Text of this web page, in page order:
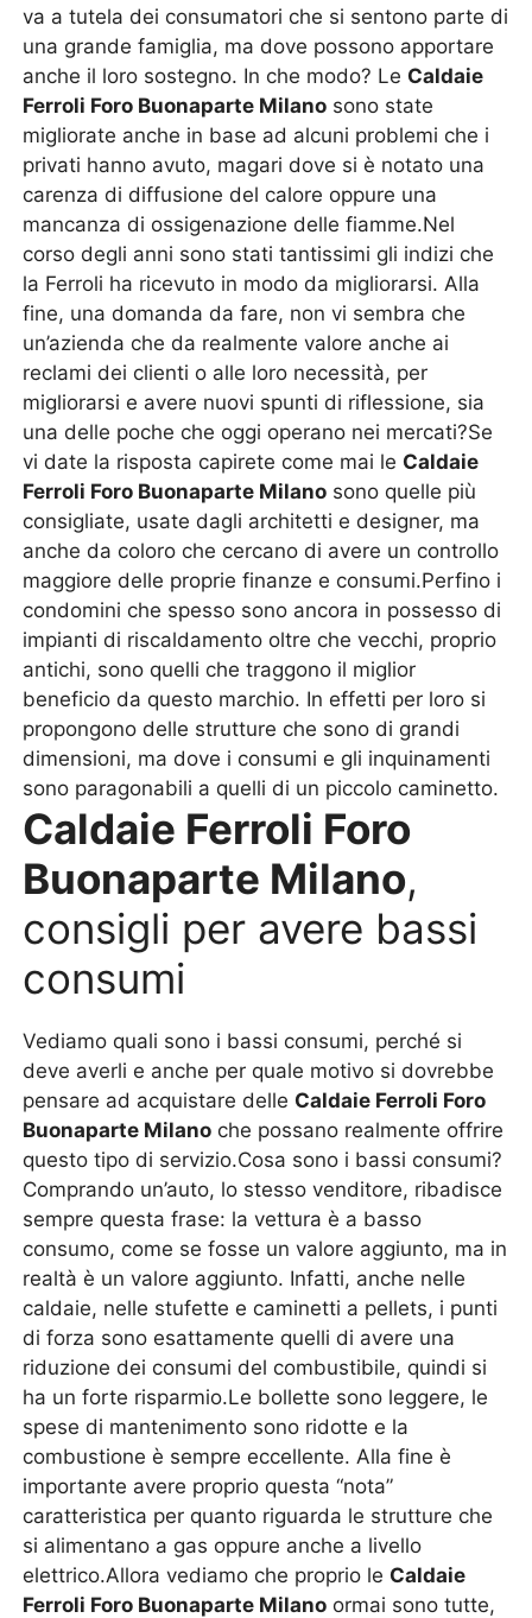
va a tutela dei consumatori che si sentono parte di
una grande famiglia, ma dove possono apportare
anche il loro sostegno. In che modo? Le Caldaie
Ferroli Foro Buonaparte Milano sono state
migliorate anche in base ad alcuni problemi che i
privati hanno avuto, magari dove si è notato una
carenza di diffusione del calore oppure una
mancanza di ossigenazione delle fiamme.Nel
corso degli anni sono stati tantissimi gli indizi che
la Ferroli ha ricevuto in modo da migliorarsi. Alla
fine, una domanda da fare, non vi sembra che
un’azienda che da realmente valore anche ai
reclami dei clienti o alle loro necessità, per
migliorarsi e avere nuovi spunti di riflessione, sia
una delle poche che oggi operano nei mercati?Se
vi date la risposta capirete come mai le Caldaie
Ferroli Foro Buonaparte Milano sono quelle più
consigliate, usate dagli architetti e designer, ma
anche da coloro che cercano di avere un controllo
maggiore delle proprie finanze e consumi.Perfino i
condomini che spesso sono ancora in possesso di
impianti di riscaldamento oltre che vecchi, proprio
antichi, sono quelli che traggono il miglior
beneficio da questo marchio. In effetti per loro si
propongono delle strutture che sono di grandi
dimensioni, ma dove i consumi e gli inquinamenti
sono paragonabili a quelli di un piccolo caminetto.
Caldaie Ferroli Foro
Buonaparte Milano,
consigli per avere bassi
consumi
Vediamo quali sono i bassi consumi, perché si
deve averli e anche per quale motivo si dovrebbe
pensare ad acquistare delle Caldaie Ferroli Foro
Buonaparte Milano che possano realmente offrire
questo tipo di servizio.Cosa sono i bassi consumi?
Comprando un’auto, lo stesso venditore, ribadisce
sempre questa frase: la vettura è a basso
consumo, come se fosse un valore aggiunto, ma in
realtà è un valore aggiunto. Infatti, anche nelle
caldaie, nelle stufette e caminetti a pellets, i punti
di forza sono esattamente quelli di avere una
riduzione dei consumi del combustibile, quindi si
ha un forte risparmio.Le bollette sono leggere, le
spese di mantenimento sono ridotte e la
combustione è sempre eccellente. Alla fine è
importante avere proprio questa “nota”
caratteristica per quanto riguarda le strutture che
si alimentano a gas oppure anche a livello
elettrico.Allora vediamo che proprio le Caldaie
Ferroli Foro Buonaparte Milano ormai sono tutte,